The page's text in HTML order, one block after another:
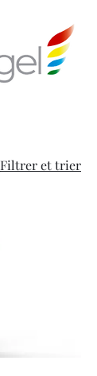
Filtrer et trier